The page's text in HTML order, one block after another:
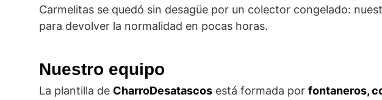
Carmelitas se quedó sin desagüe por un colector congelado:
para devolver la normalidad en pocas horas.
Nuestro equipo
La plantilla de CharroDesatascos está formada por fontaneros,